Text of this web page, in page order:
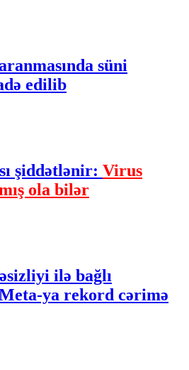
süni
edilib
şiddətlənir: Virus
ola bilər
ilə bağlı
ya rekord cərimə